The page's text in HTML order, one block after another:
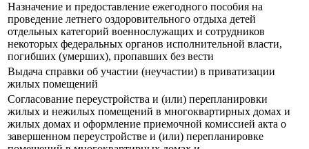
Назначение и предоставление ежегодного пособия на
проведение летнего оздоровительного отдыха детей
отдельных категорий военнослужащих и сотрудников
некоторых федеральных органов исполнительной власти,
погибших (умерших), пропавших без вести
Выдача справки об участии (неучастии) в приватизации
жилых помещений
Согласование переустройства и (или) перепланировки
жилых и нежилых помещений в многоквартирных домах и
жилых домах и оформление приемочной комиссией акта о
завершенном переустройстве и (или) перепланировке